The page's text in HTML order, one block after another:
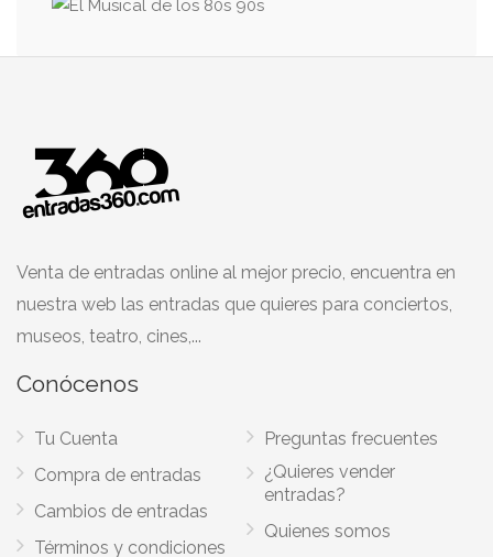
Venta de entradas online al mejor precio, encuentra en
nuestra web las entradas que quieres para conciertos,
museos, teatro, cines,...
Conócenos
Tu Cuenta
Compra de entradas
Cambios de entradas
Términos y condiciones
Preguntas frecuentes
¿Quieres vender
entradas?
Quienes somos